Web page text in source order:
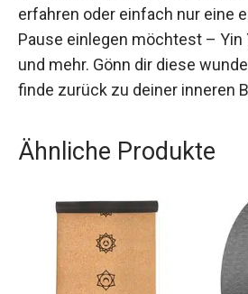
Egal, ob du nach einer
abzubauen, tiefe muskuläre
erfahren oder einfach nur eine
Auszeit und finde zurück zu
Ähnliche Produkte